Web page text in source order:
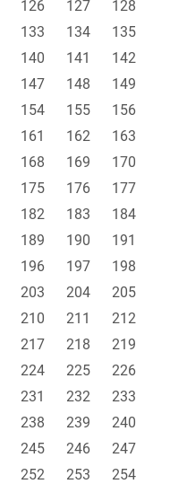
126 127
128
133 134
135
140 141
142
147 148
149
154 155
156
161 162
163
168 169
170
175 176
177
182 183
184
189 190
191
196 197
198
203 204
205
210 211
212
217 218
219
224 225
226
231 232
233
238 239
240
245 246
247
252 253
254